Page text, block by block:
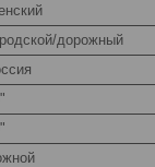
дорожный